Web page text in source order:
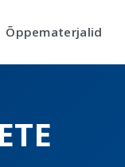
Õppematerjalid